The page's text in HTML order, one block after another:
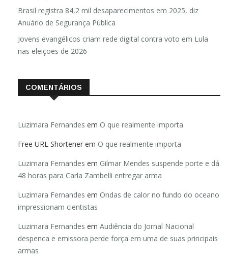
Brasil registra 84,2 mil desaparecimentos em 2025, diz
Anuário de Segurança Pública
Jovens evangélicos criam rede digital contra voto em Lula
nas eleições de 2026
COMENTÁRIOS
Luzimara Fernandes em O que realmente importa
Free URL Shortener em O que realmente importa
Luzimara Fernandes em Gilmar Mendes suspende porte e dá
48 horas para Carla Zambelli entregar arma
Luzimara Fernandes em Ondas de calor no fundo do oceano
impressionam cientistas
Luzimara Fernandes em Audiência do Jornal Nacional
despenca e emissora perde força em uma de suas principais
armas